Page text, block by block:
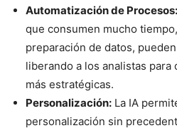
Automatización de Procesos:
que consumen mucho
preparación de datos,
liberando a los analistas
más estratégicas.
Personalización: La IA
personalización sin